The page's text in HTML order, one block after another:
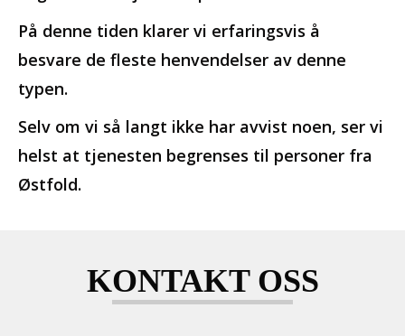
På denne tiden klarer vi erfaringsvis å
besvare de fleste henvendelser av denne
typen.
Selv om vi så langt ikke har avvist noen, ser vi
helst at tjenesten begrenses til personer fra
Østfold.
KONTAKT OSS